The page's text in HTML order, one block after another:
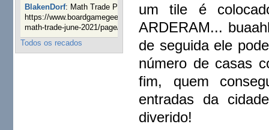
BlakenDorf: Math Trade Portuguesa a decorrer. Aqui:
https://www.boardgamegeek.com/geeklist/286035/portugal-
math-trade-june-2021/page/1
1 ano 3 semanas atrás
Todos os recados
um tile é
ARDERAM...
de seguida ele
número de casas
fim, quem
entradas da
diverido!